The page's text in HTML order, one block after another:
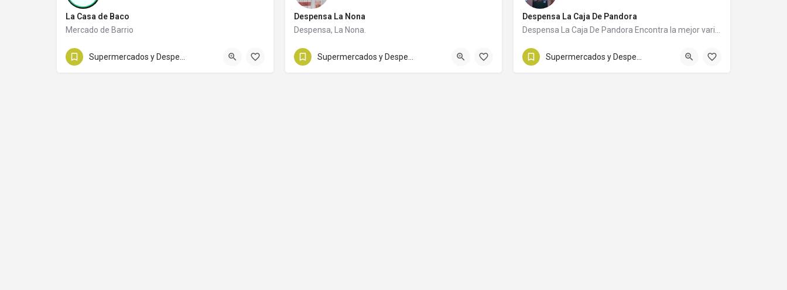
La Casa de Baco
Mercado de Barrio
3548568625
Despensa La Nona
Despensa, La Nona.
Diag. Buenos Aires
Despensa La Caja De Pandora
Despensa La Caja De Pandora Encontra la mejor variedad, al mejor precio. Almacen Fiambreria …
03548 57-1421